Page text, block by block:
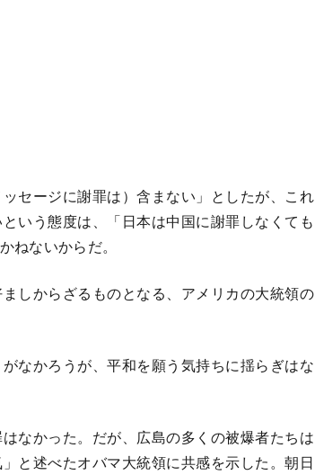
セージに謝罪は）含まない」としたが、これ
いう態度は、「日本は中国に謝罪しなくても
ねないからだ。
しからざるものとなる、アメリカの大統領の
なかろうが、平和を願う気持ちに揺らぎはな
なかった。だが、広島の多くの被爆者たちは
と述べたオバマ大統領に共感を示した。朝日